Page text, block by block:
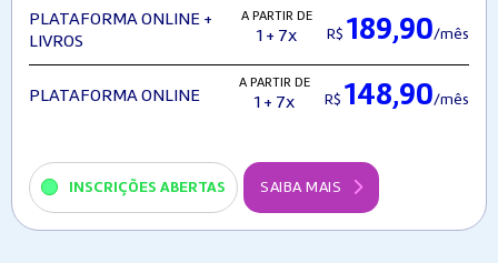
PLATAFORMA ONLINE +
LIVROS
A PARTIR DE
1 + 7x R$ 189,90/mês
PLATAFORMA ONLINE
A PARTIR DE
1 + 7x R$ 148,90/mês
INSCRIÇÕES ABERTAS SAIBA MAIS